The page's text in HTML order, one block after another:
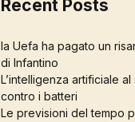
Recent Posts
la Uefa ha pagato un
di Infantino
L’intelligenza artificiale
contro i batteri
Le previsioni del tempo